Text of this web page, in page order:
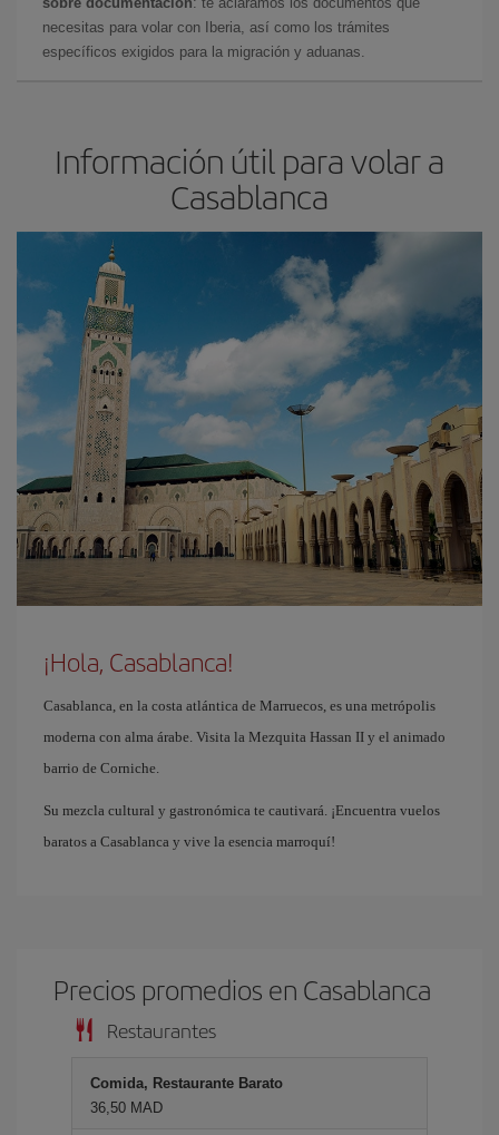
necesitas para volar con Iberia, así como los trámites
específicos exigidos para la migración y aduanas.
Información útil para volar a
Casablanca
¡Hola, Casablanca!
Casablanca, en la costa atlántica de Marruecos, es una metrópolis
moderna con alma árabe. Visita la Mezquita Hassan II y el animado
barrio de Corniche.
Su mezcla cultural y gastronómica te cautivará. ¡Encuentra vuelos
baratos a Casablanca y vive la esencia marroquí!
Precios promedios en Casablanca
Restaurantes
Comida, Restaurante Barato
36,50 MAD